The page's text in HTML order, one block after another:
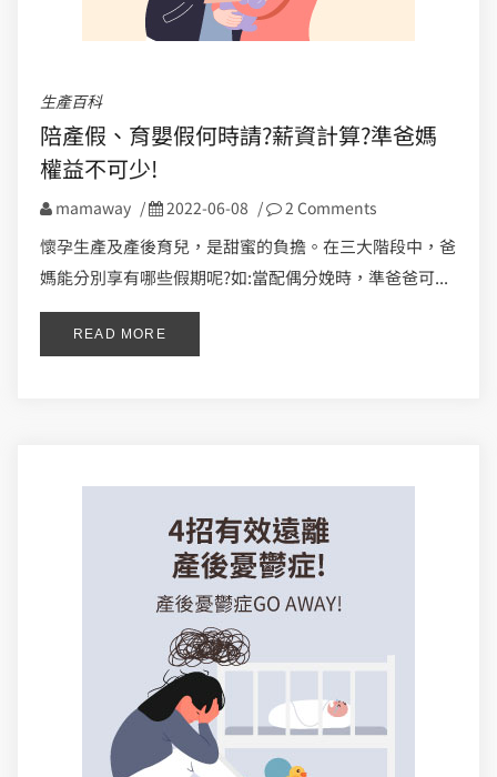
生產百科
陪產假、育嬰假何時請?薪資計算?準爸媽
權益不可少!
mamaway / 2022-06-08 / 2 Comments
懷孕生產及產後育兒，是甜蜜的負擔。在三大階段中，爸
媽能分別享有哪些假期呢?如:當配偶分娩時，準爸爸可...
READ MORE